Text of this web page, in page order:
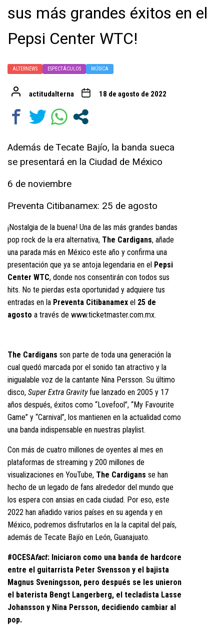
sus más grandes éxitos en el
Pepsi Center WTC!
ALTERNEWS ESPECTÁCULOS MÚSICA
actitudalterna 18 de agosto de 2022
Además de Tecate Bajío, la banda sueca
se presentará en la Ciudad de México
6 de noviembre
Preventa Citibanamex: 25 de agosto
¡Nostalgia de la buena! Una de las más grandes bandas
pop rock de la era alternativa, The Cardigans, añade
una parada más en México este año y confirma una
presentación que ya se antoja legendaria en el Pepsi
Center WTC, donde nos consentirán con todos sus
hits. No te pierdas esta oportunidad y adquiere tus
entradas en la Preventa Citibanamex el 25 de
agosto a través de www.ticketmaster.com.mx.
The Cardigans son parte de toda una generación la
cual quedó marcada por el sonido tan atractivo y la
inigualable voz de la cantante Nina Persson. Su último
disco, Super Extra Gravityfue lanzado en 2005 y 17
años después, éxitos como “Lovefool”, “My Favourite
Game” y “Carnival”, los mantienen en la actualidad como
una banda indispensable en nuestras playlist.
Con más de cuatro millones de oyentes al mes en
plataformas de streaming y 200 millones de
visualizaciones en YouTube, The Cardigans se han
hecho de un legado de fans alrededor del mundo que
los espera con ansias en cada ciudad. Por eso, este
2022 han añadido varios países en su agenda y en
México, podremos disfrutarlos en la la capital del país,
además de Tecate Bajío en León, Guanajuato.
#OCESAfact: Iniciaron como una banda de hardcore
entre el guitarrista Peter Svensson y el bajista
Magnus Sveningsson, pero después se les unieron
el baterista Bengt Langerberg, el tecladista Lasse
Johansson y Nina Persson, decidiendo cambiar al
pop.